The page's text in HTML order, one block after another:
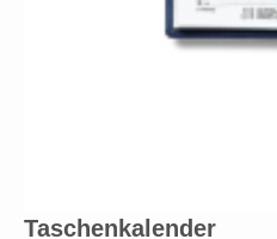
Taschenkalender